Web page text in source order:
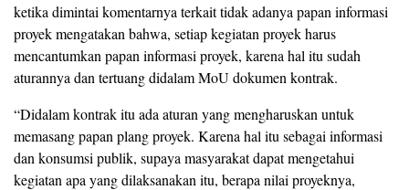
ketika dimintai komentarnya terkait tidak adanya papan informasi
proyek mengatakan bahwa, setiap kegiatan proyek harus
mencantumkan papan informasi proyek, karena hal itu sudah
aturannya dan tertuang didalam MoU dokumen kontrak.
“Didalam kontrak itu ada aturan yang mengharuskan untuk
memasang papan plang proyek. Karena hal itu sebagai informasi
dan konsumsi publik, supaya masyarakat dapat mengetahui
kegiatan apa yang dilaksanakan itu, berapa nilai proyeknya,